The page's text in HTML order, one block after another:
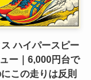
ハイパースピー
ー｜6,000円台で
この走りは反則